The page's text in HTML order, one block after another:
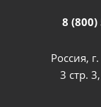
8 (800)
Россия,
3 стр.